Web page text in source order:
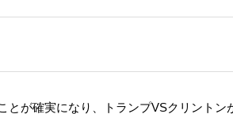
が確実になり、トランプVSクリントン